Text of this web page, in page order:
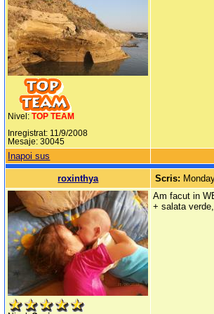
Nivel:TOP TEAM
Inregistrat: 11/9/2008
Mesaje: 30045
Inapoi sus
roxinthya Scris:
Am facut in
+ salata